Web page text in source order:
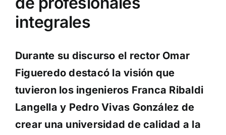
Postgrado
integrales
Durante su discurso el rector Omar
Figueredo destacó la visión que
tuvieron los ingenieros Franca Ribaldi
Langella y Pedro Vivas González de
crear una universidad de calidad a la